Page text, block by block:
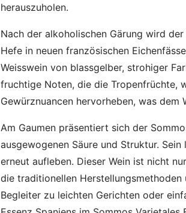
herauszuholen.
Nach der alkoholischen Gärung wird
Hefe in neuen französischen
Weisswein von blassgelber, strohiger
fruchtige Noten, die die Tropenfrüchte,
Gewürznuancen hervorheben, was
Am Gaumen präsentiert sich der
ausgewogenen Säure und Struktur.
erneut aufleben. Dieser Wein ist nicht
die traditionellen
Begleiter zu leichten Gerichten oder